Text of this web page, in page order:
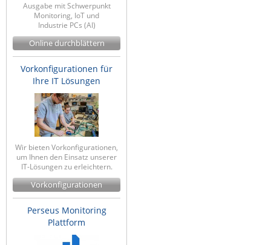
Ausgabe mit Schwerpunkt
Monitoring, IoT und
Industrie PCs (AI)
Online durchblättern
Vorkonfigurationen für
Ihre IT Lösungen
Wir bieten Vorkonfigurationen,
um Ihnen den Einsatz unserer
IT-Lösungen zu erleichtern.
Vorkonfigurationen
Perseus Monitoring
Plattform